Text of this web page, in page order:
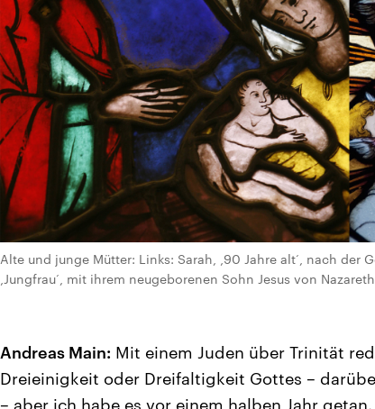
Alte und junge Mütter: Links: Sarah, ‚90 Jahre alt‘, nach der
‚Jungfrau‘, mit ihrem neugeborenen Sohn Jesus von
Andreas Main: Mit einem Juden über Trinität
Dreieinigkeit oder Dreifaltigkeit Gottes –
– aber ich habe es vor einem halben Jahr